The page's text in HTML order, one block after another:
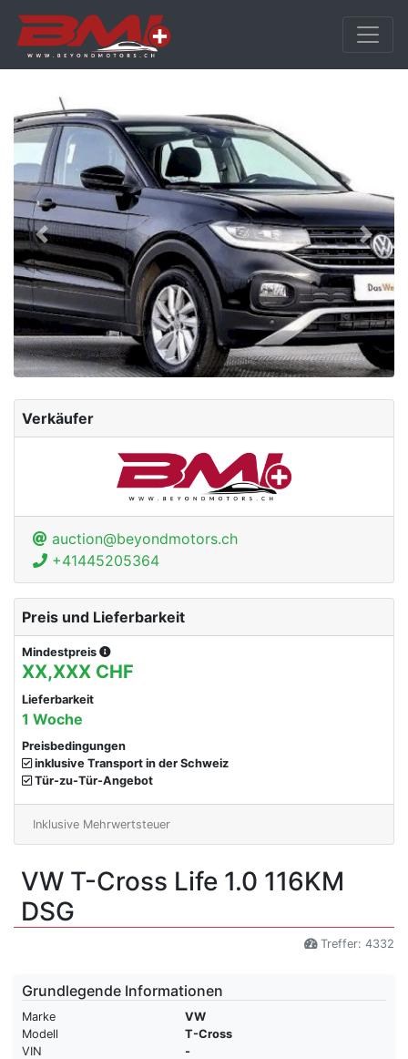
vorige
Verkäufer
auction@beyondmotors.ch
+41445205364
Preis und Lieferbarkeit
Mindestpreis
XX,XXX CHF
Lieferbarkeit
1 Woche
Preisbedingungen
inklusive Transport in der Schweiz
Tür-zu-Tür-Angebot
Inklusive Mehrwertsteuer
VW T-Cross Life 1.0 116KM
DSG
Treffer: 4332
Grundlegende Informationen
Marke
VW
Modell
T-Cross
VIN
-